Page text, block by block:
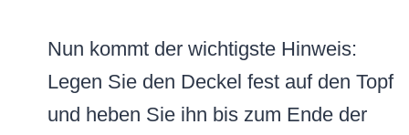
Nun kommt der wichtigste Hinweis:
Legen Sie den Deckel fest auf den Topf
und heben Sie ihn bis zum Ende der